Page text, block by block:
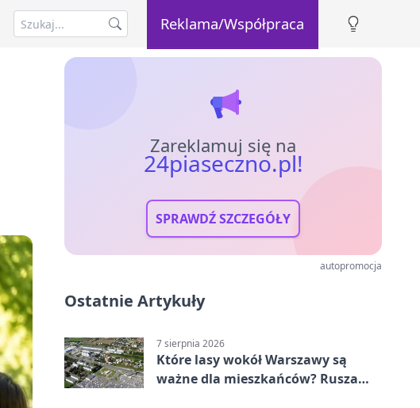
Reklama/Współpraca
Zareklamuj się na
24piaseczno.pl!
SPRAWDŹ SZCZEGÓŁY
autopromocja
Ostatnie Artykuły
7 sierpnia 2026
Które lasy wokół Warszawy są
ważne dla mieszkańców? Rusza